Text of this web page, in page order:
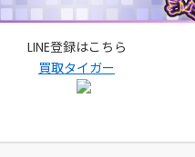
LINE登録はこちら
買取タイガー